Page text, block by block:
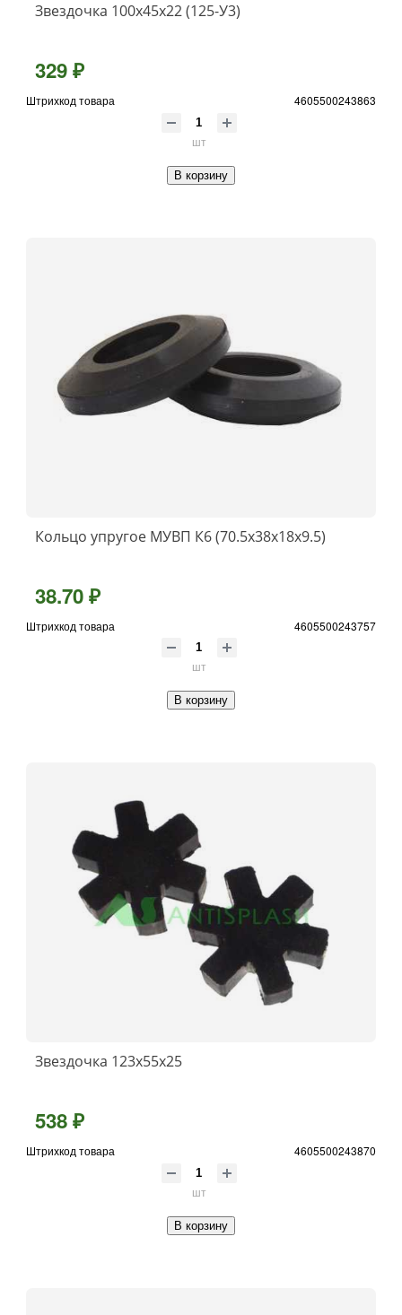
Звездочка 100х45х22 (125-У3)
329 ₽
Штрихкод товара 4605500243863
шт
В корзину
Кольцо упругое МУВП К6 (70.5х38х18х9.5)
38.70 ₽
Штрихкод товара 4605500243757
шт
В корзину
Звездочка 123х55х25
538 ₽
Штрихкод товара 4605500243870
шт
В корзину